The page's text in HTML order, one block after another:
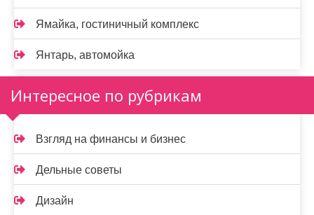
Ямайка, гостиничный комплекс
Янтарь, автомойка
Интересное по рубрикам
Взгляд на финансы и бизнес
Дельные советы
Дизайн